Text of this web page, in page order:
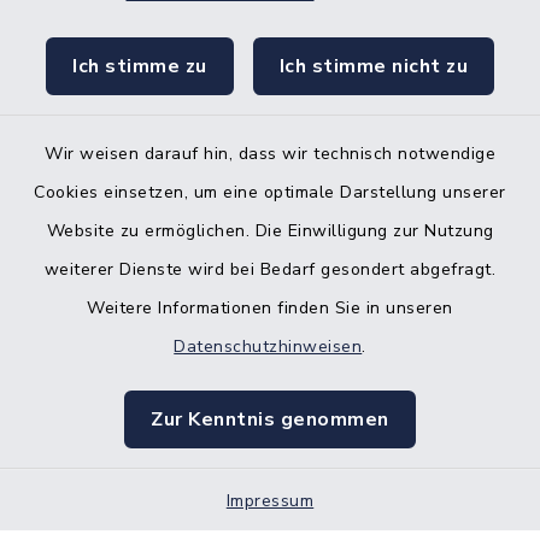
Ich stimme zu Ich stimme nicht zu
Wir weisen darauf hin, dass wir technisch notwendige
Cookies einsetzen, um eine optimale Darstellung unserer
Website zu ermöglichen. Die Einwilligung zur Nutzung
weiterer Dienste wird bei Bedarf gesondert abgefragt.
Weitere Informationen finden Sie in unseren
Datenschutzhinweisen.
Zur Kenntnis genommen
Impressum
Gleichstellungsbüro
Barrierefreiheit
Impressum
Sitemap